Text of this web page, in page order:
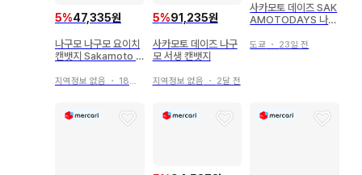
5%47,335원
나구모 나구모 요이치
캔뱃지 Sakamoto d
지역정보 없음 ・ 18일 전
5%91,235원
사카모토 데이즈 나구
모 서생 캔뱃지
지역정보 없음 ・ 2달 전
사카모토 데이즈 SAK
AMOTODAYS 나구
도쿄 ・ 23일 전